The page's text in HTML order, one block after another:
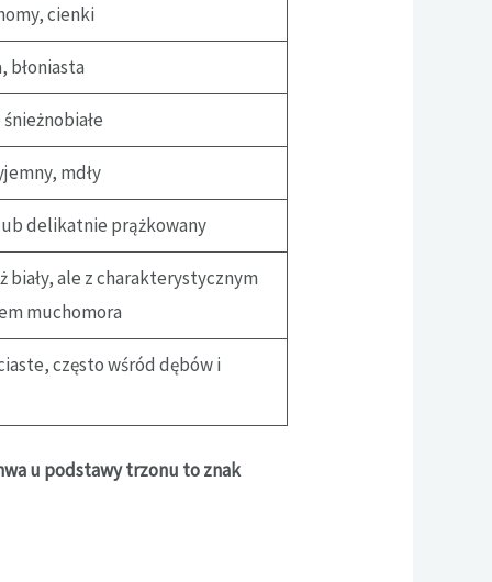
cienki
błoniasta
mdły
delikatnie prążkowany
biały, ale z charakterystycznym
muchomora
często wśród dębów i
u podstawy trzonu to znak